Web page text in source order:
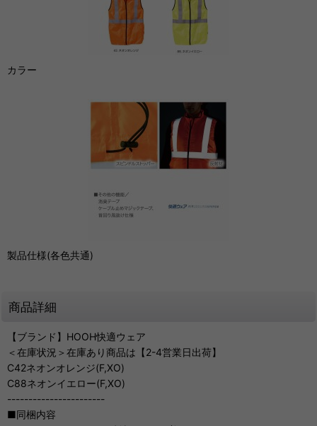
カラー
製品仕様(各色共通)
商品詳細
【ブランド】HOOH快適ウェア
＜在庫状況＞在庫あり商品は【2-4営業日出荷】
C42ネオンオレンジ(F,XO)
C88ネオンイエロー(F,XO)
-----------------------
■同梱内容